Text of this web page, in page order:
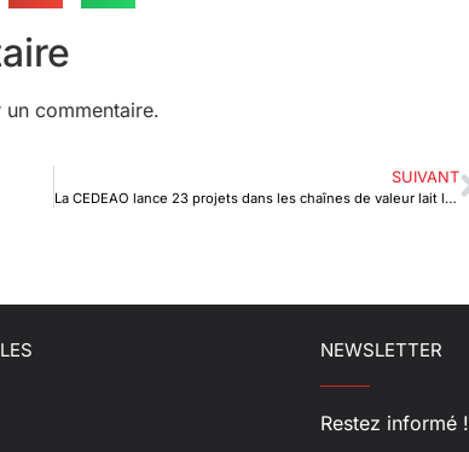
commentaire.
SUIVANT
La CEDEAO lance 23 projets dans les chaînes de valeur lait local
NEWSLETTER
Restez informé !